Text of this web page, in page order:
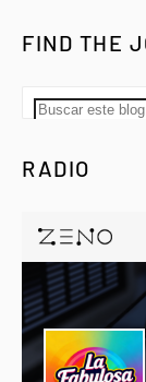
FIND THE
RADIO